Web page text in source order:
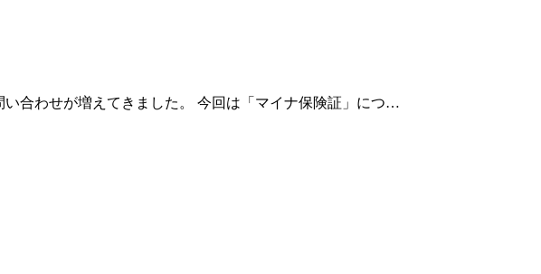
合わせが増えてきました。 今回は「マイナ保険証」につ…